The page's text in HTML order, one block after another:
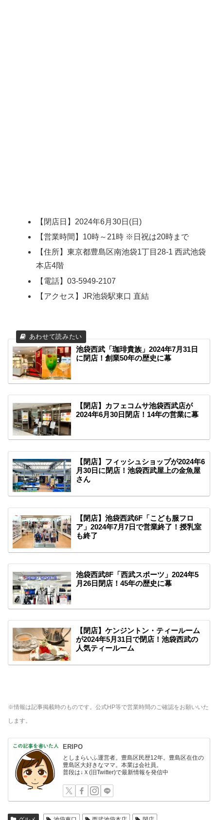
【閉店日】2024年6月30日(日)
【営業時間】10時～21時 ※日祝は20時まで
【住所】東京都豊島区南池袋1丁目28-1 西武池袋
本店4階
【電話】03-5949-2107
【アクセス】JR池袋駅東口 直結
池袋西武「珈琲貴族」2024年7月31日
に閉店！創業50年の歴史に幕
【閉店】カフェコムサ池袋西武店が
2024年6月30日閉店！14年の営業に幕
【閉店】フィッシュショップが2024年6
月30日に閉店！池袋西武屋上の金魚屋
さん
【閉店】池袋西武6F「こども服フロ
ア」2024年7月7日で営業終了！授乳室
も終了
池袋西武8F「西武スポーツ」2024年5
月26日閉店！45年の歴史に幕
【閉店】ケンジントン・ティールーム
が2024年5月31日で閉店！池袋西武の
人気ティールーム
※情報は記事掲載時のものです。公式HP等で営業時間のご確認をお願いいた
します。
ERIPO
としまらいふ運営者。豊島区民歴12年。豊島区在住の
豊島区大好きなママ。本業は会社員。
普段は↓Ｘ(旧Twitter)で最新情報を発信中